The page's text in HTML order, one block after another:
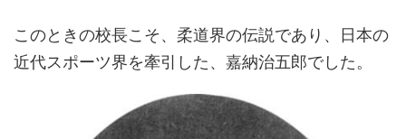
このときの校長こそ、柔道界の伝説であり、日本の
近代スポーツ界を牽引した、嘉納治五郎でした。